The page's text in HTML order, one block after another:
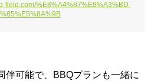
field.com/%E8%A4%87%E8%A3%BD-
伴可能で、BBQプランも一緒に